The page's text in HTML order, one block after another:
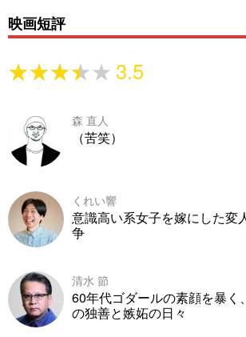
映画短評
★★★★★
★★★★★ 3.5
森 直人
（苦笑）
くれい響
意識高い系女子を嫁にした変
争
清水 節
60年代ゴダールの素顔を暴く
の独善と嫉妬の日々